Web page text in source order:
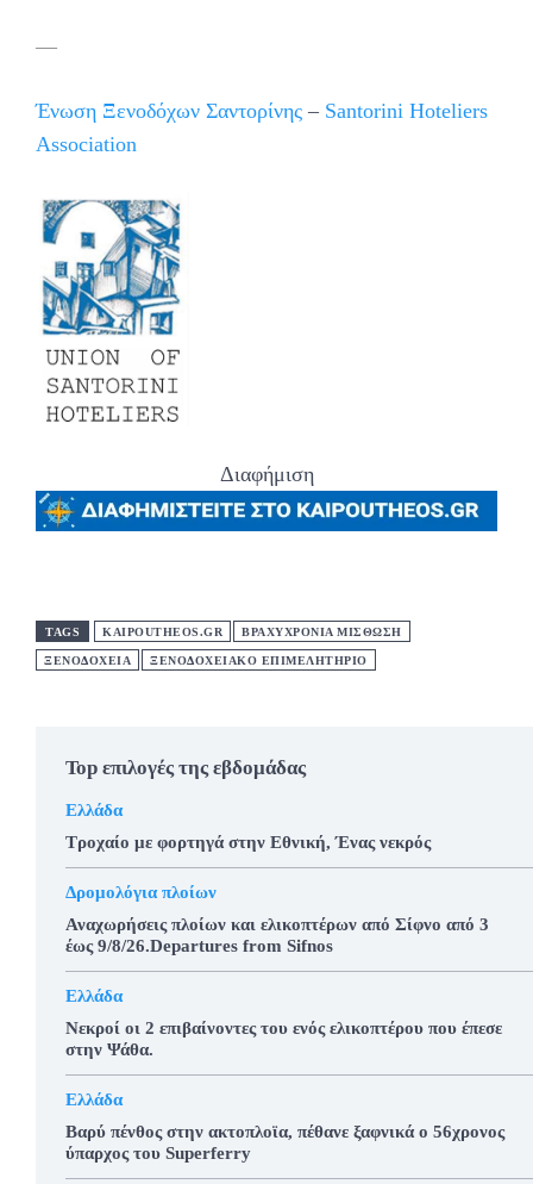
—
Ένωση Ξενοδόχων Σαντορίνης – Santorini Hoteliers
Association
Διαφήμιση
TAGS KAIPOUTHEOS.GR ΒΡΑΧΥΧΡΟΝΙΑ ΜΙΣΘΩΣΗ
ΞΕΝΟΔΟΧΕΙΑ ΞΕΝΟΔΟΧΕΙΑΚΟ ΕΠΙΜΕΛΗΤΗΡΙΟ
Top επιλογές της εβδομάδας
Ελλάδα
Τροχαίο με φορτηγά στην Εθνική, Ένας νεκρός
Δρομολόγια πλοίων
Αναχωρήσεις πλοίων και ελικοπτέρων από Σίφνο από 3
έως 9/8/26.Departures from Sifnos
Ελλάδα
Νεκροί οι 2 επιβαίνοντες του ενός ελικοπτέρου που έπεσε
στην Ψάθα.
Ελλάδα
Βαρύ πένθος στην ακτοπλοϊα, πέθανε ξαφνικά ο 56χρονος
ύπαρχος του Superferry